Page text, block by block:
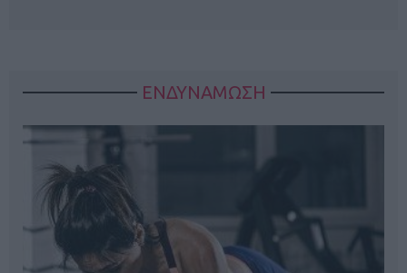
ΕΝΔΥΝΑΜΩΣΗ